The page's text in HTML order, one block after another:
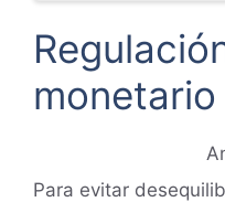
monetario
Para evitar